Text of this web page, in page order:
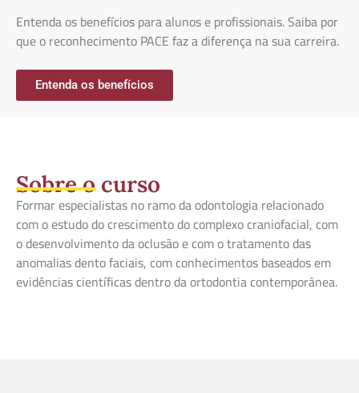
Entenda os benefícios para alunos e profissionais. Saiba por
que o reconhecimento PACE faz a diferença na sua carreira.
Entenda os benefícios
Sobre o curso
Formar especialistas no ramo da odontologia relacionado
com o estudo do crescimento do complexo craniofacial, com
o desenvolvimento da oclusão e com o tratamento das
anomalias dento faciais, com conhecimentos baseados em
evidências científicas dentro da ortodontia contemporânea.